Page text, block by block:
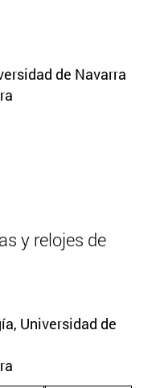
de Navarra
y relojes de
Universidad de